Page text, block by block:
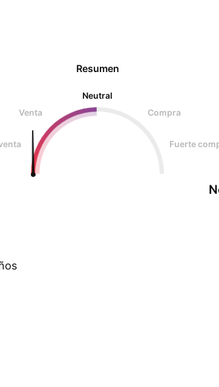
Resumen
Neutral
Venta
Compra
Fuerte